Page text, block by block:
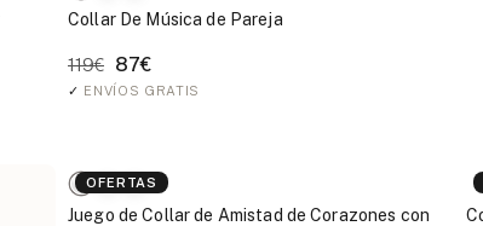
Collar De Música de Pareja
119€ 87€
✓ ENVÍOS GRATIS
OFERTAS
Juego de Collar de Amistad de Corazones con